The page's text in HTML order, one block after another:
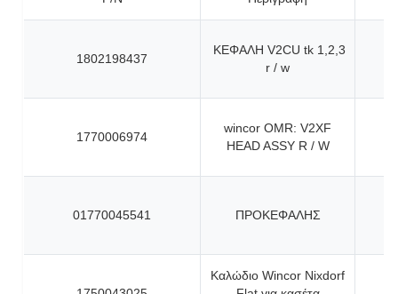
1802198437
ΚΕΦΑΛΗ V2CU tk 1,2,3
r / w
1770006974
wincor OMR: V2XF
HEAD ASSY R / W
01770045541 ΠΡΟΚΕΦΑΛΗΣ
Καλώδιο Wincor Nixdorf